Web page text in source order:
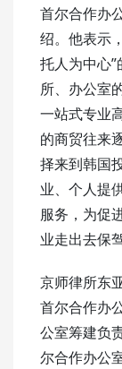
首尔合作办
绍。他表示
托人为中心
所、办公室
一站式专业
的商贸往来
择来到韩国
业、个人提
服务，为促
业走出去保
京师律所东
首尔合作办
公室筹建负
尔合作办公